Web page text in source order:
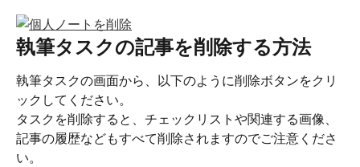
執筆タスクの記事を削除する方法
執筆タスクの画面から、以下のように削除ボタンをクリ
ックしてください。
タスクを削除すると、チェックリストや関連する画像、
記事の履歴などもすべて削除されますのでご注意くださ
い。